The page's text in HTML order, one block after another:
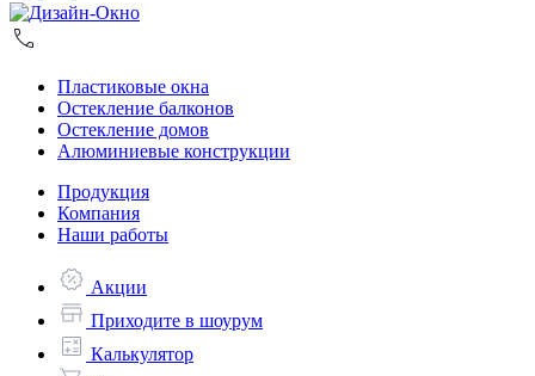
Пластиковые окна
Остекление балконов
Остекление домов
Алюминиевые конструкции
Продукция
Компания
Наши работы
Акции
Приходите в шоурум
Калькулятор